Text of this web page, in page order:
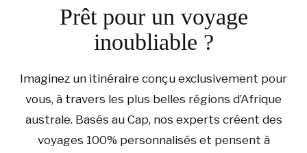
Prêt pour un voyage
inoubliable ?
Imaginez un itinéraire conçu exclusivement pour
vous, à travers les plus belles régions d’Afrique
australe. Basés au Cap, nos experts créent des
voyages 100% personnalisés et pensent à